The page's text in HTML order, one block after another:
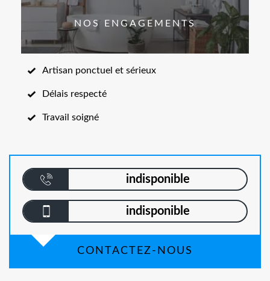
NOS ENGAGEMENTS
Artisan ponctuel et sérieux
Délais respecté
Travail soigné
indisponible
indisponible
CONTACTEZ-NOUS